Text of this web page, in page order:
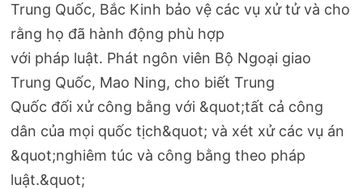
Trung Quốc, Bắc Kinh bảo vệ các vụ xử tử và cho
rằng họ đã hành động phù hợp
với pháp luật. Phát ngôn viên Bộ Ngoại giao
Trung Quốc, Mao Ning, cho biết Trung
Quốc đối xử công bằng với &quot;tất cả công
dân của mọi quốc tịch&quot; và xét xử các vụ án
&quot;nghiêm túc và công bằng theo pháp
luật.&quot;